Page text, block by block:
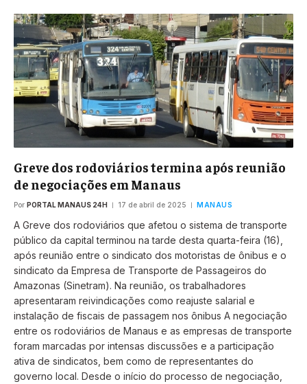
Greve dos rodoviários termina após reunião
de negociações em Manaus
Por PORTAL MANAUS 24H 17 de abril de 2025 MANAUS
A Greve dos rodoviários que afetou o sistema de transporte
público da capital terminou na tarde desta quarta-feira (16),
após reunião entre o sindicato dos motoristas de ônibus e o
sindicato da Empresa de Transporte de Passageiros do
Amazonas (Sinetram). Na reunião, os trabalhadores
apresentaram reivindicações como reajuste salarial e
instalação de fiscais de passagem nos ônibus A negociação
entre os rodoviários de Manaus e as empresas de transporte
foram marcadas por intensas discussões e a participação
ativa de sindicatos, bem como de representantes do
governo local. Desde o início do processo de negociação,